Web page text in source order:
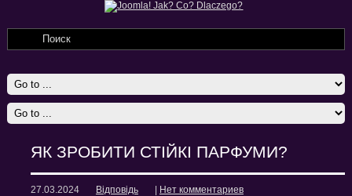
ЯК ЗРОБИТИ СТІЙКІ ПАРФУМИ?
27.03.2024 Відповідь Нет комментариев